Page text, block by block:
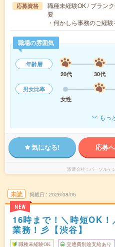
応募資格
職種未経験OK / ブラン
要
・何かしら事務のご経
職場の雰囲気
年齢層
20代
30代
男女比率
女性
もっ
気になる! 応募
派遣会社 パーソルテ
未読
NEW
掲載日 2026/08/05
16時まで！＼時短OK
業務！彡【渋谷】
職種未経験OK 交通費別途支給あり